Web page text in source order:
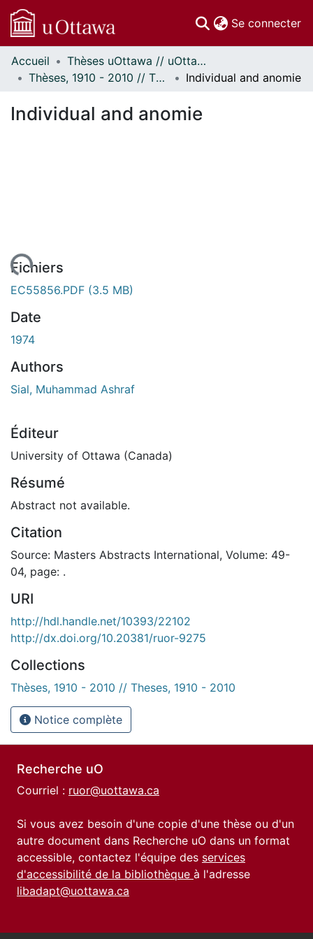
Se connecter
Communautés
et collections
Statistiques
Accueil
Thèses uOttawa // uOttawa Theses
Thèses, 1910 - 2010 // Theses, 1910 - 2010
Individual and anomie
Individual and anomie
Fichiers
EC55856.PDF (3.5 MB)
Date
1974
Authors
Sial, Muhammad Ashraf
Éditeur
University of Ottawa (Canada)
Résumé
Abstract not available.
Citation
Source: Masters Abstracts International, Volume: 49-
04, page: .
URI
http://hdl.handle.net/10393/22102
http://dx.doi.org/10.20381/ruor-9275
Collections
Thèses, 1910 - 2010 // Theses, 1910 - 2010
Notice complète
Recherche uO
Courriel : ruor@uottawa.ca
Si vous avez besoin d'une copie d'une thèse ou d'un
autre document dans Recherche uO dans un format
accessible, contactez l'équipe des services
d'accessibilité de la bibliothèque à l'adresse
libadapt@uottawa.ca